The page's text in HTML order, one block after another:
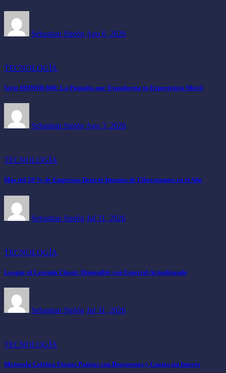
Sebastian Sipión Ago 6, 2026
TECNOLOGÍA
Serie HONOR 600: La Pantalla que Transforma tu Experiencia Móvil
Sebastian Sipión Ago 3, 2026
TECNOLOGÍA
Más del 50 % de Empresas Detectó Intentos de Ciberataques en el Año
Sebastian Sipión Jul 31, 2026
TECNOLOGÍA
League of Legends Classic Disponible con Especial Actualizando
Sebastian Sipión Jul 31, 2026
TECNOLOGÍA
Motorola Celebra Fiestas Patrias con Descuentos y Cuotas sin Interés